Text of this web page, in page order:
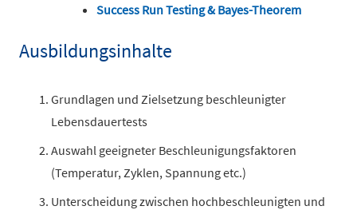
Success Run Testing & Bayes-Theorem
Ausbildungsinhalte
Grundlagen und Zielsetzung beschleunigter
Lebensdauertests
Auswahl geeigneter Beschleunigungsfaktoren
(Temperatur, Zyklen, Spannung etc.)
Unterscheidung zwischen hochbeschleunigten und